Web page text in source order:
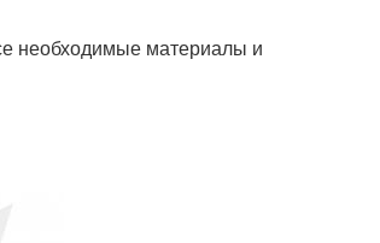
необходимые материалы и